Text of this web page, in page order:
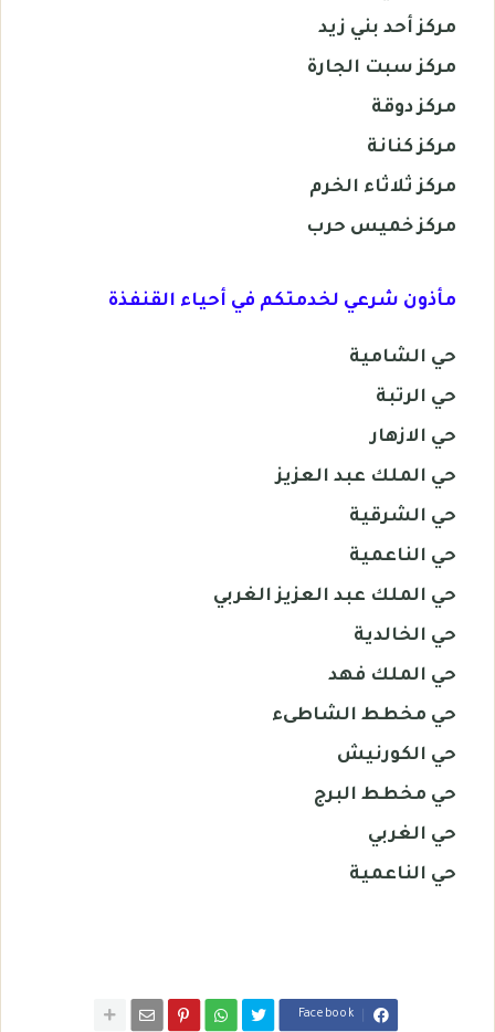
مركز أحد بني زيد
مركز سبت الجارة
مركز دوقة
مركز كنانة
مركز ثلاثاء الخرم
مركز خميس حرب
مأذون شرعي لخدمتكم في أحياء القنفذة
حي الشامية
حي الرتبة
حي الازهار
حي الملك عبد العزيز
حي الشرقية
حي الناعمية
حي الملك عبد العزيز الغربي
حي الخالدية
حي الملك فهد
حي مخطط الشاطىء
حي الكورنيش
حي مخطط البرج
حي الغربي
حي الناعمية
Facebook